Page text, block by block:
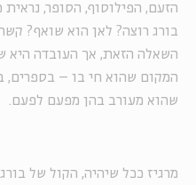
הזעם, הפילוסוף, הסופר,
בורג רוצה? לאן הוא שואף?
השאלה הזאת, אך העובדה היא
המקום שהוא חי בו – בספרים,
שהוא מעורב בהן מפעם לפעם.
מרגיז ככל שיהיה, הקול של